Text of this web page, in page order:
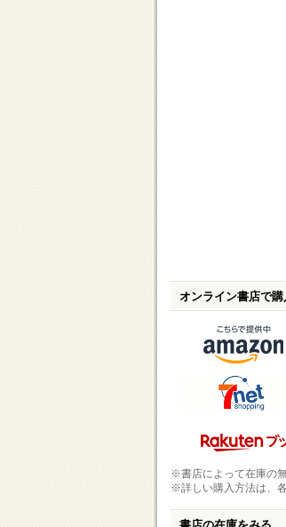
オンライン書店で購
※書店によって在庫の
※詳しい購入方法は、